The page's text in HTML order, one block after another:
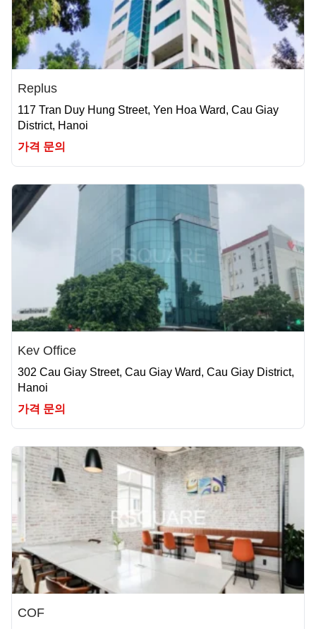
Replus
117 Tran Duy Hung Street, Yen Hoa Ward, Cau Giay
District, Hanoi
가격 문의
Kev Office
302 Cau Giay Street, Cau Giay Ward, Cau Giay District,
Hanoi
가격 문의
COF